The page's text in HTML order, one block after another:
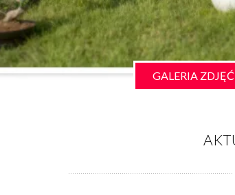
GALERIA